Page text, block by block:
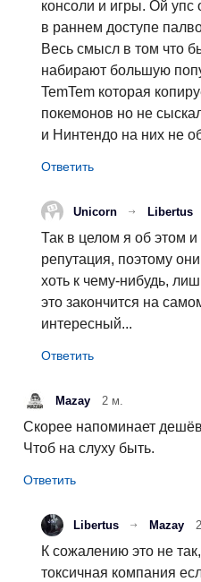
консоли и игры. Ой
в раннем доступе
Весь смысл в том что
набирают большую
TemTem которая
покемонов но не
и Нинтендо на них не
Unicorn Libertus
Так в целом я об этом
репутация, поэтому
хоть к чему-нибудь,
это закончится на
интересный...
Mazay 2 м.
Скорее напоминает
Чтоб на слуху быть.
Libertus Mazay
К сожалению это не
токсичная компания